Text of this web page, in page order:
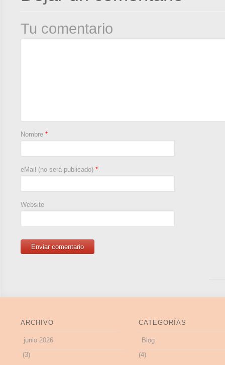
Tu comentario
Nombre *
eMail (no será publicado) *
Website
ARCHIVO
junio 2026
(3)
CATEGORÍAS
Blog
(4)